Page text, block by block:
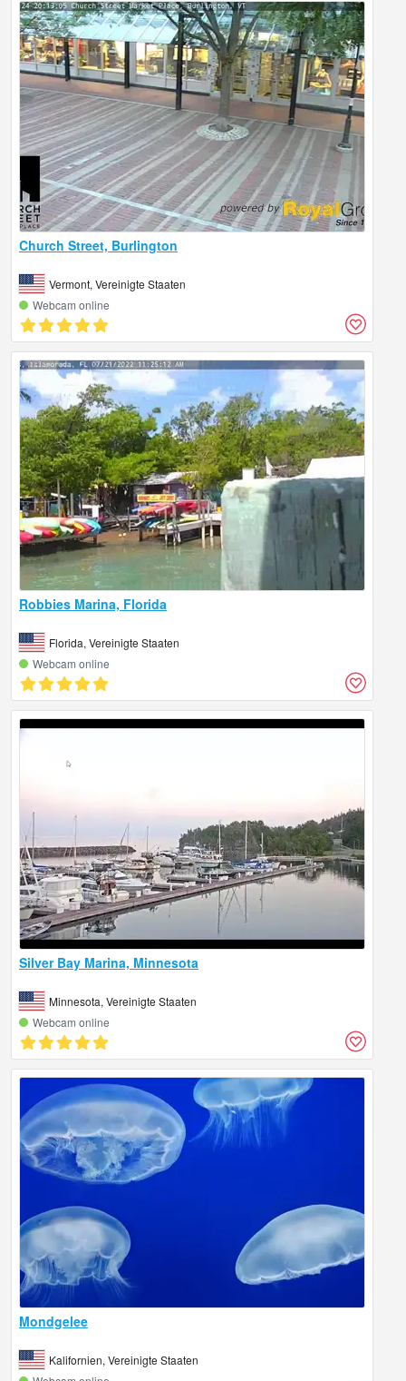
Church Street, Burlington
Vermont, Vereinigte Staaten
Webcam online
Robbies Marina, Florida
Florida, Vereinigte Staaten
Webcam online
Silver Bay Marina, Minnesota
Minnesota, Vereinigte Staaten
Webcam online
Mondgelee
Kalifornien, Vereinigte Staaten